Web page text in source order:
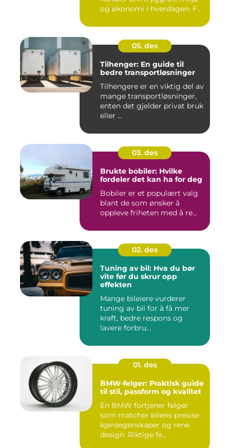
og økonomi i hverdagen. F...
05. des
Tilhenger: En guide til
bedre transportløsninger
Tilhengere er en viktig del av
mange transportløsninger,
enten det gjelder privat bruk
eller ...
03. des
Brukte bobiler: Hvilke
fordeler det kan ha for deg
Bobiler er et populært valg
blant de som ønsker å
oppleve friheten med å re...
02. des
Tuning av bil: Hva du bør
vite før du skrur opp
effekten
Mange bileiere vurderer
tuning av bil for å få mer
kraft, bedre respons og
lavere forbru...
01. des
BMW-felger: Praktisk guide
til stil, passform og kvalitet
En BMW fortjener felger
som matcher bilens presise
kjøreegenskaper og rene
design. Riktige fe...